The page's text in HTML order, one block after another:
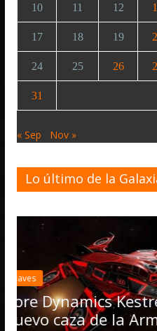
10 11 12
17 18 19
24 25 26
31
« Sep Nov »
Lo último de la
II: El
Federal
Elite